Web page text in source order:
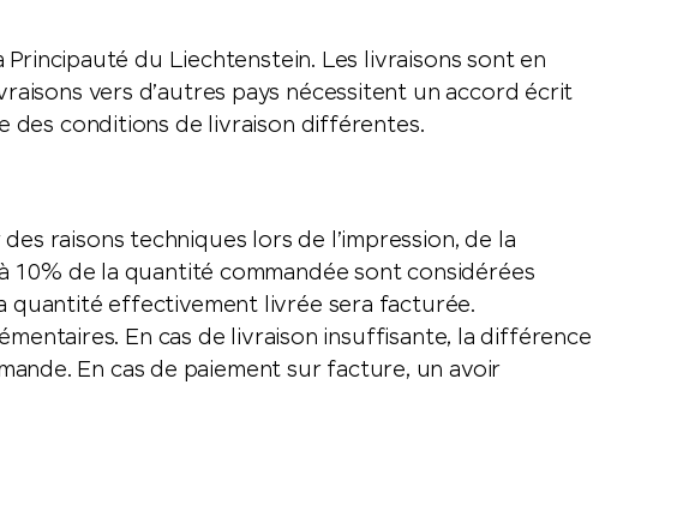
du Liechtenstein. Les livraisons sont en
vers d’autres pays nécessitent un accord écrit
des conditions de livraison différentes.
raisons techniques lors de l’impression, de la
10% de la quantité commandée sont considérées
quantité effectivement livrée sera facturée.
En cas de livraison insuffisante, la différence
En cas de paiement sur facture, un avoir